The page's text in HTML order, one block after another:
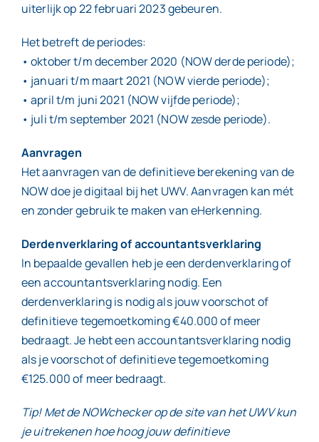
uiterlijk op 22 februari 2023 gebeuren.
Het betreft de periodes:
• oktober t/m december 2020 (NOW derde periode);
• januari t/m maart 2021 (NOW vierde periode);
• april t/m juni 2021 (NOW vijfde periode);
• juli t/m september 2021 (NOW zesde periode).
Aanvragen
Het aanvragen van de definitieve berekening van de
NOW doe je digitaal bij het UWV. Aanvragen kan mét
en zonder gebruik te maken van eHerkenning.
Derdenverklaring of accountantsverklaring
In bepaalde gevallen heb je een derdenverklaring of
een accountantsverklaring nodig. Een
derdenverklaring is nodig als jouw voorschot of
definitieve tegemoetkoming €40.000 of meer
bedraagt. Je hebt een accountantsverklaring nodig
als je voorschot of definitieve tegemoetkoming
€125.000 of meer bedraagt.
Tip! Met de NOWchecker op de site van het UWV kun
je uitrekenen hoe hoog jouw definitieve